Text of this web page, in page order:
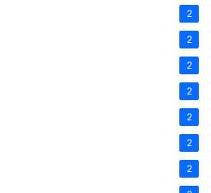
2
2
2
2
2
2
2